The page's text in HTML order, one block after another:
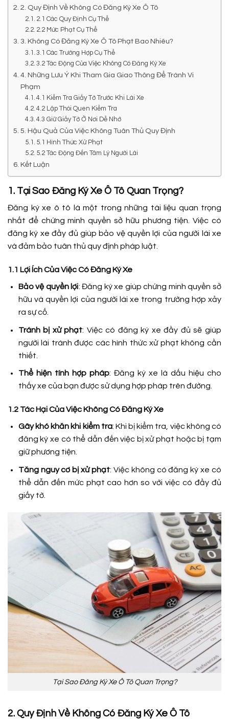
2. Quy Định Về Không Có Đăng Ký Xe Ô Tô
2.1 Các Quy Định Cụ Thể
2.2 Mức Phạt Cụ Thể
3. Không Có Đăng Ký Xe Ô Tô Phạt Bao Nhiêu?
3.1 Các Trường Hợp Cụ Thể
3.2 Tác Động Của Việc Không Có Đăng Ký Xe
4. Những Lưu Ý Khi Tham Gia Giao Thông Để Tránh Vi
Phạm
4.1 Kiểm Tra Giấy Tờ Trước Khi Lái Xe
4.2 Lập Thói Quen Kiểm Tra
4.3 Giữ Giấy Tờ Ở Nơi Dễ Nhớ
5. Hậu Quả Của Việc Không Tuân Thủ Quy Định
5.1 Hình Thức Xử Phạt
5.2 Tác Động Đến Tâm Lý Người Lái
Kết Luận
1. Tại Sao Đăng Ký Xe Ô Tô Quan Trọng?
Đăng ký xe ô tô là một trong những tài liệu quan trọng
nhất để chứng minh quyền sở hữu phương tiện. Việc có
đăng ký xe đầy đủ giúp bảo vệ quyền lợi của người lái xe
và đảm bảo tuân thủ quy định pháp luật.
1.1 Lợi Ích Của Việc Có Đăng Ký Xe
Bảo vệ quyền lợi: Đăng ký xe giúp chứng minh quyền sở
hữu và quyền lợi của người lái xe trong trường hợp xảy
ra sự cố.
Tránh bị xử phạt: Việc có đăng ký xe đầy đủ sẽ giúp
người lái tránh được các hình thức xử phạt không cần
thiết.
Thể hiện tính hợp pháp: Đăng ký xe là dấu hiệu cho
thấy xe của bạn được sử dụng hợp pháp trên đường.
1.2 Tác Hại Của Việc Không Có Đăng Ký Xe
Gây khó khăn khi kiểm tra: Khi bị kiểm tra, việc không có
đăng ký xe có thể dẫn đến việc bị xử phạt hoặc bị tạm
giữ phương tiện.
Tăng nguy cơ bị xử phạt: Việc không có đăng ký xe có
thể dẫn đến mức phạt cao hơn so với việc có đầy đủ
giấy tờ.
Tại Sao Đăng Ký Xe Ô Tô Quan Trọng?
2. Quy Định Về Không Có Đăng Ký Xe Ô Tô